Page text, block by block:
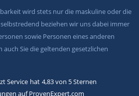
wird stets nur die maskuline oder die
beziehen wir uns dabei immer
sowie Personen eines anderen
auch Sie die geltenden gesetzlichen
Service hat 4,83von 5Sternen
auf ProvenExpert.com